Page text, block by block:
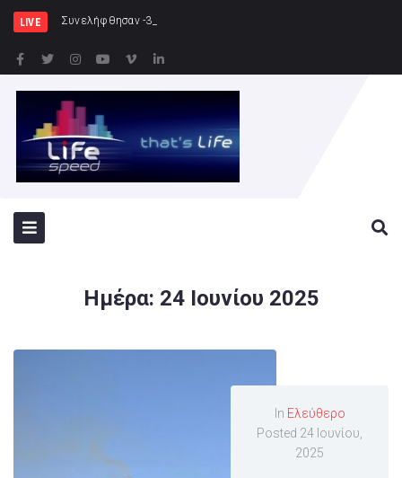
LIVE Συνελήφθησαν -3- άτομα για καλλιέργ
Ημέρα: 24 Ιουνίου 2025
In Ελεύθερο
Posted 24 Ιουνίου,
2025